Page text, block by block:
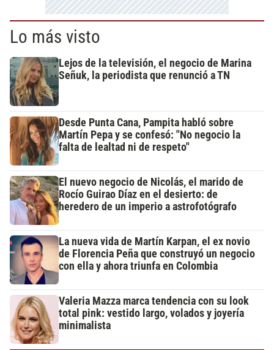
Lo más visto
Lejos de la televisión, el negocio de Marina
Señuk, la periodista que renunció a TN
Desde Punta Cana, Pampita habló sobre
Martín Pepa y se confesó: "No negocio la
falta de lealtad ni de respeto"
El nuevo negocio de Nicolás, el marido de
Rocío Guirao Díaz en el desierto: de
heredero de un imperio a astrofotógrafo
La nueva vida de Martín Karpan, el ex novio
de Florencia Peña que construyó un negocio
con ella y ahora triunfa en Colombia
Valeria Mazza marca tendencia con su look
total pink: vestido largo, volados y joyería
minimalista